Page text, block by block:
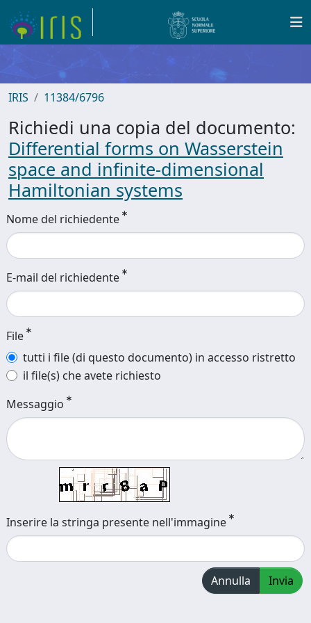
IRIS 11384/6796
Richiedi una copia del documento:
Differential forms on Wasserstein
space and infinite-dimensional
Hamiltonian systems
Nome del richiedente
E-mail del richiedente
File
tutti i file (di questo documento) in accesso ristretto
il file(s) che avete richiesto
Messaggio
Inserire la stringa presente nell'immagine
Annulla Invia